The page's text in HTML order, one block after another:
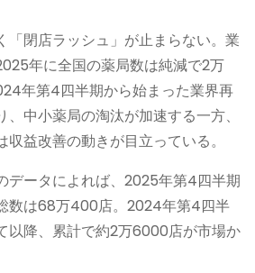
「閉店ラッシュ」が止まらない。業
年に全国の薬局数は純減で2万
年第4四半期から始まった業界再
中小薬局の淘汰が加速する一方、
益改善の動きが目立っている。
データによれば、2025年第4四半期
数は68万400店。2024年第4四半
以降、累計で約2万6000店が市場か